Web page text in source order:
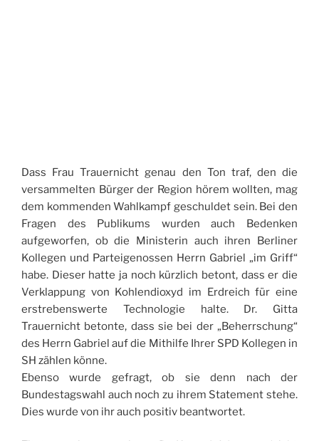
Dass Frau Trauernicht genau den Ton traf, den die
versammelten Bürger der Region hörem wollten, mag
dem kommenden Wahlkampf geschuldet sein. Bei den
Fragen des Publikums wurden auch Bedenken
aufgeworfen, ob die Ministerin auch ihren Berliner
Kollegen und Parteigenossen Herrn Gabriel „im Griff“
habe. Dieser hatte ja noch kürzlich betont, dass er die
Verklappung von Kohlendioxyd im Erdreich für eine
erstrebenswerte Technologie halte. Dr. Gitta
Trauernicht betonte, dass sie bei der „Beherrschung“
des Herrn Gabriel auf die Mithilfe Ihrer SPD Kollegen in
SH zählen könne.
Ebenso wurde gefragt, ob sie denn nach der
Bundestagswahl auch noch zu ihrem Statement stehe.
Dies wurde von ihr auch positiv beantwortet.